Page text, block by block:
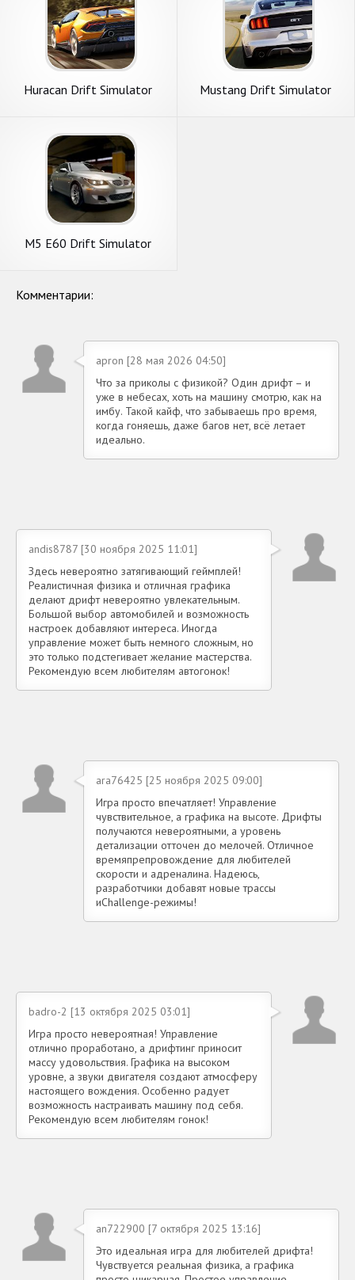
Huracan Drift Simulator Mustang Drift Simulator
M5 E60 Drift Simulator
Комментарии:
apron [28 мая 2026 04:50]
Что за приколы с физикой? Один дрифт – и
уже в небесах, хоть на машину смотрю, как на
имбу. Такой кайф, что забываешь про время,
когда гоняешь, даже багов нет, всё летает
идеально.
andis8787 [30 ноября 2025 11:01]
Здесь невероятно затягивающий геймплей!
Реалистичная физика и отличная графика
делают дрифт невероятно увлекательным.
Большой выбор автомобилей и возможность
настроек добавляют интереса. Иногда
управление может быть немного сложным, но
это только подстегивает желание мастерства.
Рекомендую всем любителям автогонок!
ara76425 [25 ноября 2025 09:00]
Игра просто впечатляет! Управление
чувствительное, а графика на высоте. Дрифты
получаются невероятными, а уровень
детализации отточен до мелочей. Отличное
времяпрепровождение для любителей
скорости и адреналина. Надеюсь,
разработчики добавят новые трассы
иChallenge-режимы!
badro-2 [13 октября 2025 03:01]
Игра просто невероятная! Управление
отлично проработано, а дрифтинг приносит
массу удовольствия. Графика на высоком
уровне, а звуки двигателя создают атмосферу
настоящего вождения. Особенно радует
возможность настраивать машину под себя.
Рекомендую всем любителям гонок!
an722900 [7 октября 2025 13:16]
Это идеальная игра для любителей дрифта!
Чувствуется реальная физика, а графика